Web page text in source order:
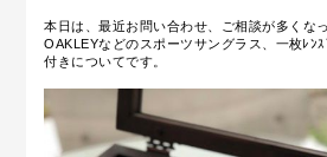
本日は、最近お問い合わせ、ご相談が多くな
OAKLEYなどのスポーツサングラス、一枚ﾚﾝ
付きについてです。